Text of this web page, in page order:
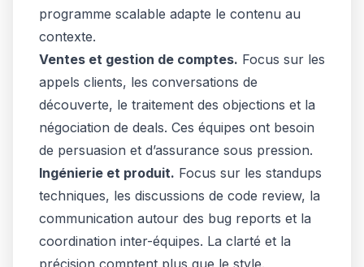
programme scalable adapte le contenu au
contexte.
Ventes et gestion de comptes. Focus sur les
appels clients, les conversations de
découverte, le traitement des objections et la
négociation de deals. Ces équipes ont besoin
de persuasion et d’assurance sous pression.
Ingénierie et produit. Focus sur les standups
techniques, les discussions de code review, la
communication autour des bug reports et la
coordination inter-équipes. La clarté et la
précision comptent plus que le style.